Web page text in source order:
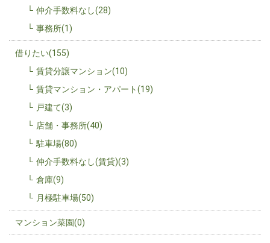
仲介手数料なし(28)
事務所(1)
借りたい(155)
賃貸分譲マンション(10)
賃貸マンション・アパート(19)
戸建て(3)
店舗・事務所(40)
駐車場(80)
仲介手数料なし(賃貸)(3)
倉庫(9)
月極駐車場(50)
マンション菜園(0)